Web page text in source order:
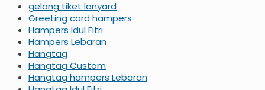
gelang tiket lanyard
Greeting card hampers
Hampers Idul Fitri
Hampers Lebaran
Hangtag
Hangtag Custom
Hangtag hampers Lebaran